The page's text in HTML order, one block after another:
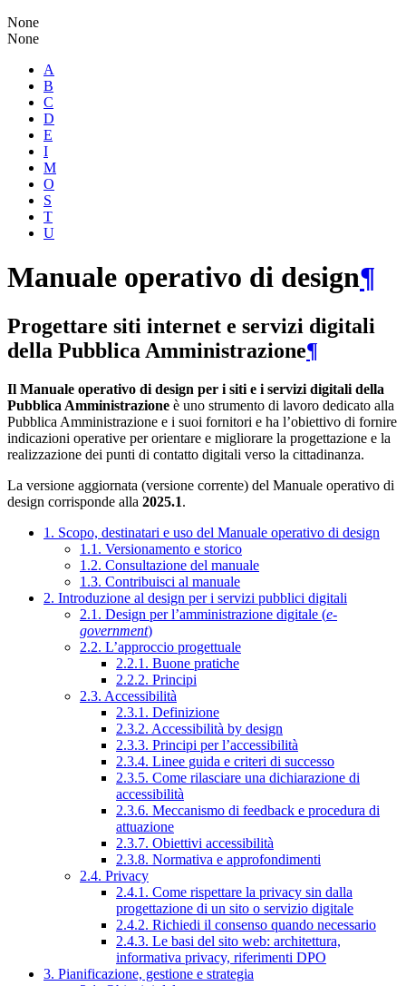
None
None
A
B
C
D
E
I
M
O
S
T
U
Manuale operativo di design¶
Progettare siti internet e servizi digitali
della Pubblica Amministrazione¶
Il Manuale operativo di design per i siti e i servizi digitali della
Pubblica Amministrazione è uno strumento di lavoro dedicato alla
Pubblica Amministrazione e i suoi fornitori e ha l’obiettivo di fornire
indicazioni operative per orientare e migliorare la progettazione e la
realizzazione dei punti di contatto digitali verso la cittadinanza.
La versione aggiornata (versione corrente) del Manuale operativo di
design corrisponde alla 2025.1.
1. Scopo, destinatari e uso del Manuale operativo di design
1.1. Versionamento e storico
1.2. Consultazione del manuale
1.3. Contribuisci al manuale
2. Introduzione al design per i servizi pubblici digitali
2.1. Design per l’amministrazione digitale (e-
government)
2.2. L’approccio progettuale
2.2.1. Buone pratiche
2.2.2. Principi
2.3. Accessibilità
2.3.1. Definizione
2.3.2. Accessibilità by design
2.3.3. Principi per l’accessibilità
2.3.4. Linee guida e criteri di successo
2.3.5. Come rilasciare una dichiarazione di
accessibilità
2.3.6. Meccanismo di feedback e procedura di
attuazione
2.3.7. Obiettivi accessibilità
2.3.8. Normativa e approfondimenti
2.4. Privacy
2.4.1. Come rispettare la privacy sin dalla
progettazione di un sito o servizio digitale
2.4.2. Richiedi il consenso quando necessario
2.4.3. Le basi del sito web: architettura,
informativa privacy, riferimenti DPO
3. Pianificazione, gestione e strategia